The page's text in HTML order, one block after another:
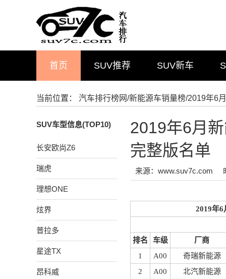
首页 SUV推荐 SUV新车
当前位置： 汽车排行榜网/新能源车销量榜/2019年6
SUV车型信息(TOP10)
长安欧尚Z6
瑞虎
理想ONE
炫界
普拉多
星途TX
昂科威
2019年6月
完整版名单
来源：www.suv7c.com
2019年6
排名 车级
厂商
1
A00
奇瑞新能源
2
A00
北汽新能源